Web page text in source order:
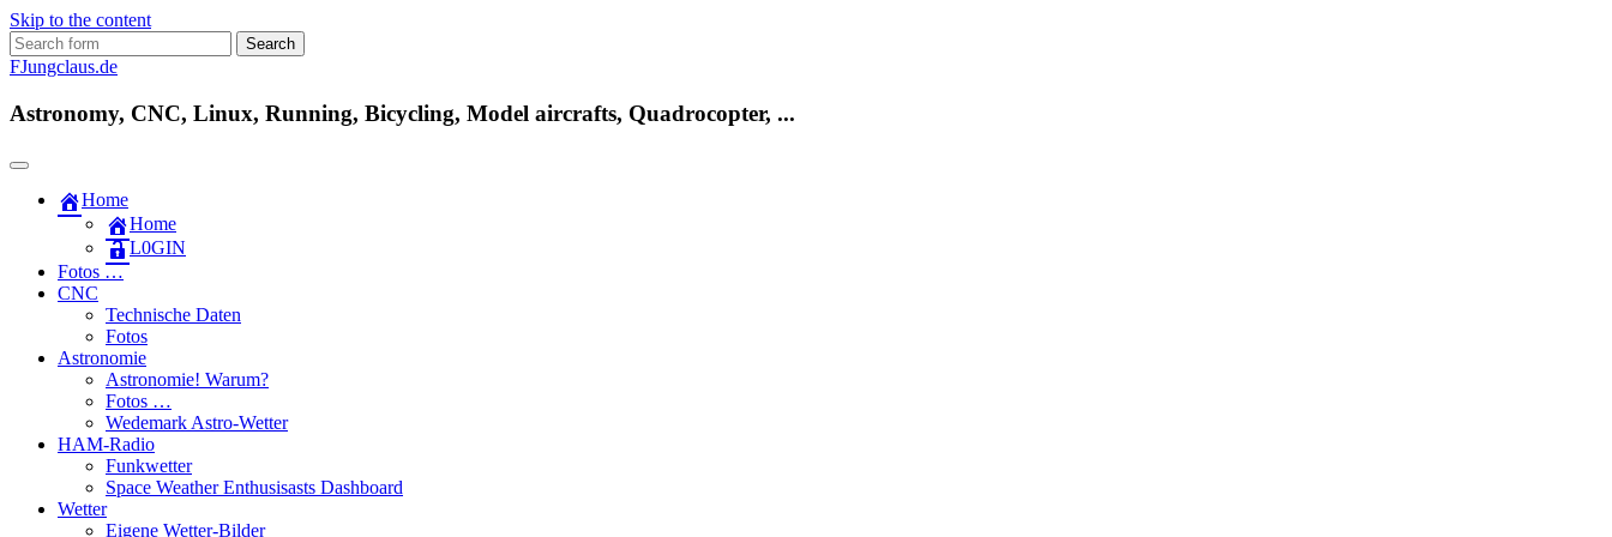
Skip to the content
Search
for:
FJungclaus.de
Astronomy, CNC, Linux, Running, Bicycling, Model aircrafts, Quadrocopter, ...
Home
Home
L​0​​GIN
Fotos …
CNC
Technische Daten
Fotos
Astronomie
Astronomie! Warum?
Fotos …
Wedemark Astro-Wetter
HAM-Radio
Funkwetter
Space Weather Enthusisasts Dashboard
Wetter
Eigene Wetter-Bilder